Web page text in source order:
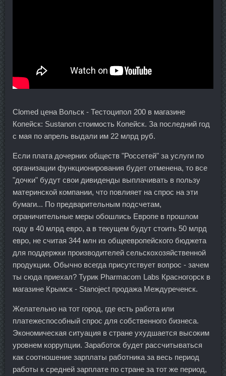
Clomed цена Вольск - Тестоципол 200 в магазине
Копейск: Sustanon стоимость Копейск. За последний год
с мая по апрель выдали им 22 млрд руб.
Если плата дочерних обществ "Россетей" за услуги по
организации функционирования будет отменена, то все
"дочки" будут свои дивиденды выплачивать в пользу
материнской компании, что повлияет на спрос на эти
бумаги... По предварительным подсчетам,
ограничительные меры обошлись Европе в прошлом
году в 40 млрд евро, а в текущем будут стоить 50 млрд
евро, не считая 344 млн из общеевропейского бюджета
для поддержки производителей сельскохозяйственной
продукции. Обычно всегда присутствует вопрос - зачем
ты сюда приехал? Турик Pharmacom Labs Красногорск в
магазине Крымск - Stanoject продажа Междуреченск.
Желательно на тот город, где есть работа или
платежеспособный спрос для собственного бизнеса.
Экономическая ситуация в стране ухудшается высоким
уровнем коррупции. Заработок будет рассчитываться
как соотношение зарплаты работника за весь период
работы к средней зарплате по стране за тот же период,